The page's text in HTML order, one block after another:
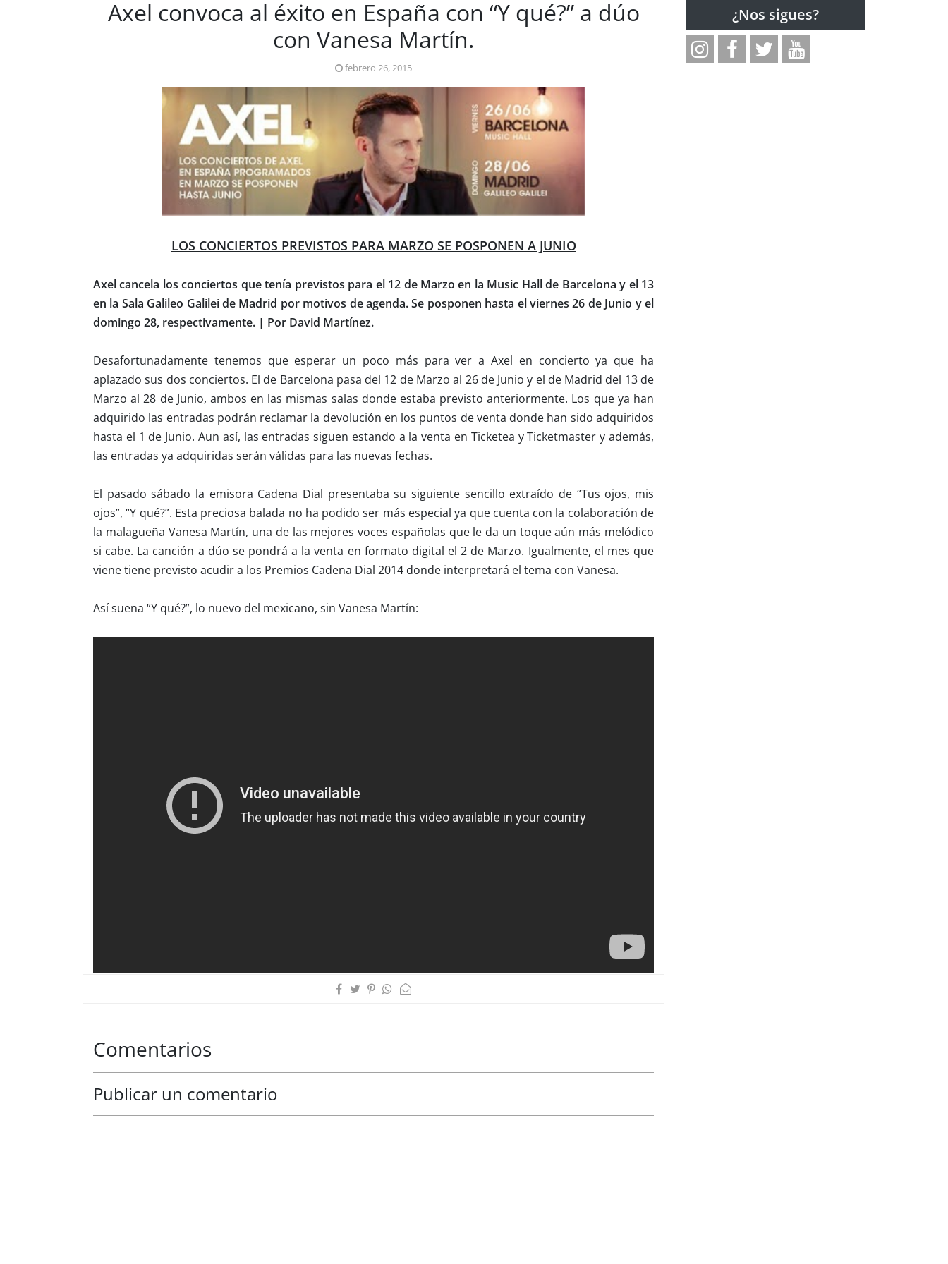
Axel convoca al éxito en España con “Y qué?” a dúo
con Vanesa Martín.
febrero 26, 2015
LOS CONCIERTOS PREVISTOS PARA MARZO SE POSPONEN A JUNIO
Axel cancela los conciertos que tenía previstos para el 12 de Marzo en la Music Hall de Barcelona y el 13
en la Sala Galileo Galilei de Madrid por motivos de agenda. Se posponen hasta el viernes 26 de Junio y el
domingo 28, respectivamente. | Por David Martínez.
Desafortunadamente tenemos que esperar un poco más para ver a Axel en concierto ya que ha
aplazado sus dos conciertos. El de Barcelona pasa del 12 de Marzo al 26 de Junio y el de Madrid del 13 de
Marzo al 28 de Junio, ambos en las mismas salas donde estaba previsto anteriormente. Los que ya han
adquirido las entradas podrán reclamar la devolución en los puntos de venta donde han sido adquiridos
hasta el 1 de Junio. Aun así, las entradas siguen estando a la venta en Ticketea y Ticketmaster y además,
las entradas ya adquiridas serán válidas para las nuevas fechas.
El pasado sábado la emisora Cadena Dial presentaba su siguiente sencillo extraído de “Tus ojos, mis
ojos”, “Y qué?”. Esta preciosa balada no ha podido ser más especial ya que cuenta con la colaboración de
la malagueña Vanesa Martín, una de las mejores voces españolas que le da un toque aún más melódico
si cabe. La canción a dúo se pondrá a la venta en formato digital el 2 de Marzo. Igualmente, el mes que
viene tiene previsto acudir a los Premios Cadena Dial 2014 donde interpretará el tema con Vanesa.
Así suena “Y qué?”, lo nuevo del mexicano, sin Vanesa Martín:
Comentarios
Publicar un comentario
¿Nos sigues?